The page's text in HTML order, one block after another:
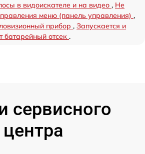
в видоискателе и на видео , Не
меню (панель управления) ,
прибор , Запускается и
батарейный отсек .
сервисного
центра